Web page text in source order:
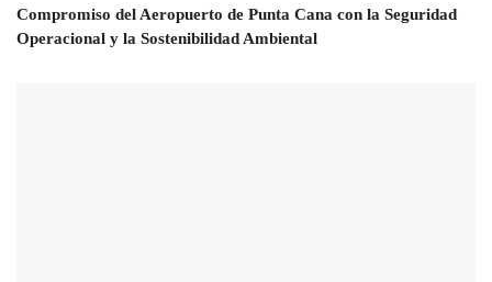
Compromiso del Aeropuerto de Punta Cana con la Seguridad
Operacional y la Sostenibilidad Ambiental